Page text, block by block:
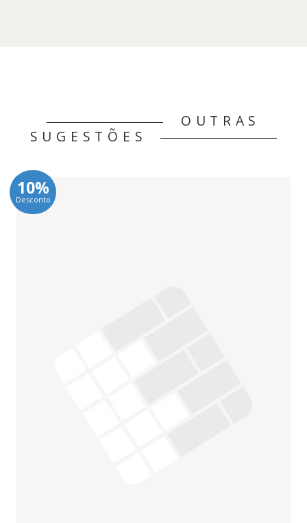
OUTRAS
SUGESTÕES
10%
Desconto